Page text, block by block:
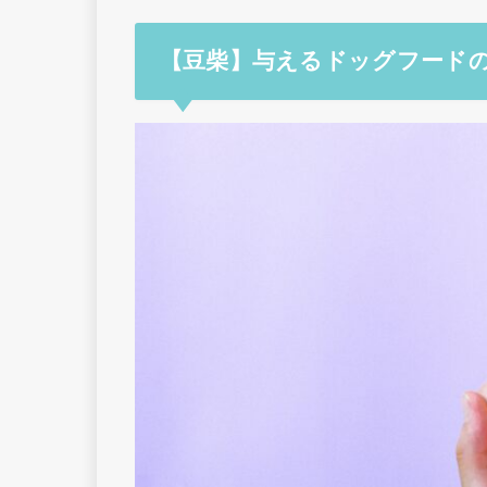
【豆柴】与えるドッグフード